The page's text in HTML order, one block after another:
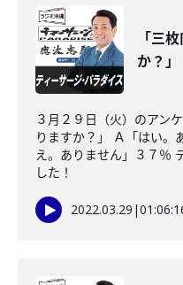
「三
か？」
３月２９日（火）のアン
りますか？」 Ａ「はい
え。ありません」３７％
した！
2022.03.29 |